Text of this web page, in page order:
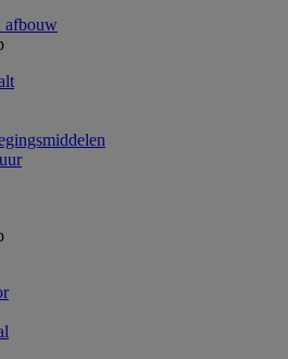
afbouw